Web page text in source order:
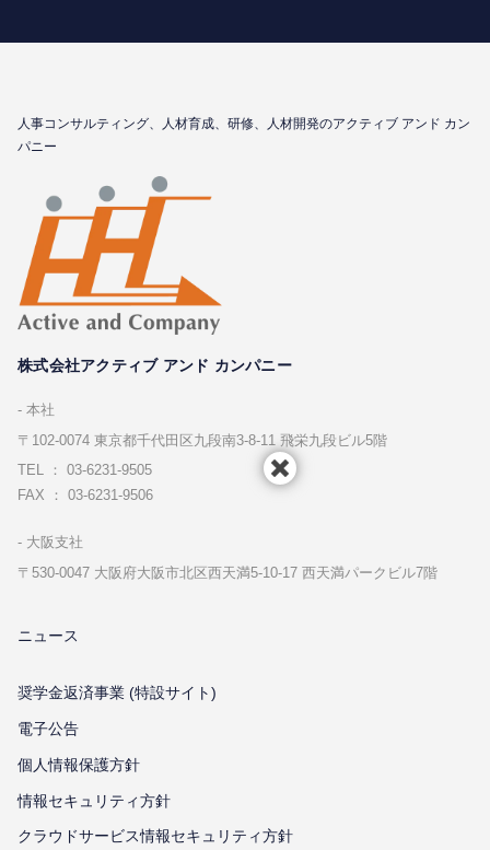
⼈事コンサルティング、⼈材育成、研修、⼈材開発のアクティブ アンド カン
パニー
株式会社アクティブ アンド カンパニー
本社
〒102-0074 東京都千代⽥区九段南3-8-11 飛栄九段ビル5階
TEL ： 03-6231-9505
FAX ： 03-6231-9506
⼤阪⽀社
〒530-0047 ⼤阪府⼤阪市北区⻄天満5-10-17 ⻄天満パークビル7階
ニュース
奨学金返済事業 (特設サイト)
電子公告
個⼈情報保護⽅針
情報セキュリティ⽅針
クラウドサービス情報セキュリティ方針